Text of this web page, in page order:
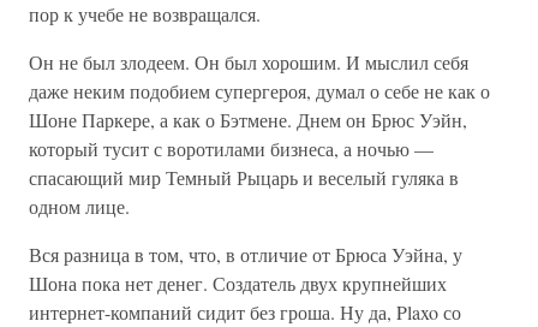
пор к учебе не возвращался.
Он не был злодеем. Он был хорошим. И мыслил себя
даже неким подобием супергероя, думал о себе не как о
Шоне Паркере, а как о Бэтмене. Днем он Брюс Уэйн,
который тусит с воротилами бизнеса, а ночью —
спасающий мир Темный Рыцарь и веселый гуляка в
одном лице.
Вся разница в том, что, в отличие от Брюса Уэйна, у
Шона пока нет денег. Создатель двух крупнейших
интернет-компаний сидит без гроша. Ну да, Plaxo со